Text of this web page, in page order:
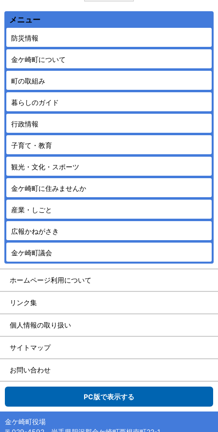
メニュー
防災情報
金ケ崎町について
町の取組み
暮らしのガイド
行政情報
子育て・教育
観光・文化・スポーツ
金ケ崎町に住みませんか
産業・しごと
広報かねがさき
金ケ崎町議会
ホームページ利用について
リンク集
個人情報の取り扱い
サイトマップ
お問い合わせ
PC版で表示する
金ケ崎町役場